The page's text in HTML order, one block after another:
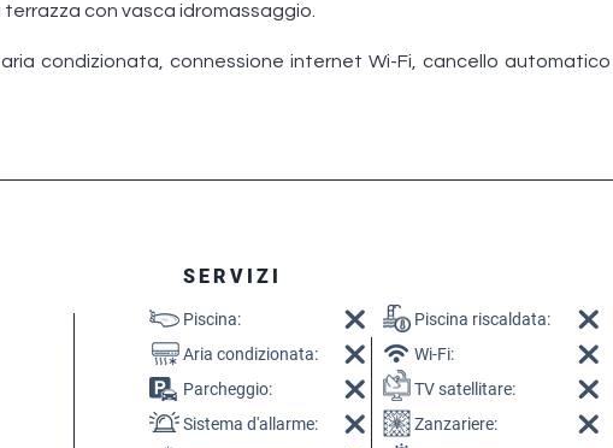
con vasca idromassaggio.
condizionata, connessione internet Wi-Fi, cancello
SERVIZI
Piscina:
Aria condizionata:
Parcheggio:
Sistema d'allarme:
Piscina riscaldata:
Wi-Fi:
TV satellitare:
Zanzariere: